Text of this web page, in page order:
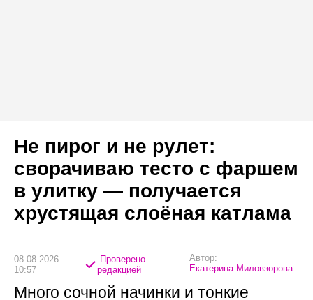
Не пирог и не рулет:
сворачиваю тесто с фаршем
в улитку — получается
хрустящая слоёная катлама
08.08.2026
10:57
Проверено
редакцией
Автор:
Екатерина Миловзорова
Много сочной начинки и тонкие